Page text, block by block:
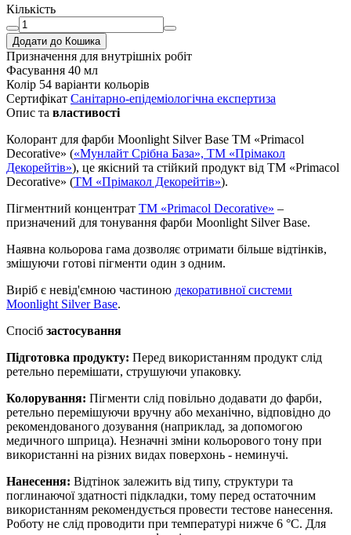
Кількість
Додати до Кошика
Призначення для внутрішніх робіт
Фасування 40 мл
Колір 54 варіанти кольорів
Сертифікат Санітарно-епідеміологічна експертиза
Опис та властивості
Колорант для фарби Moonlight Silver Base TM «Primacol
Decorative» («Мунлайт Срібна База», ТМ «Прімакол
Декорейтів»), це якісний та стійкий продукт від ТМ «Primacol
Decorative» (ТМ «Прімакол Декорейтів»).
Пігментний концентрат ТМ «Primacol Decorative» –
призначений для тонування фарби Moonlight Silver Base.
Наявна кольорова гама дозволяє отримати більше відтінків,
змішуючи готові пігменти один з одним.
Виріб є невід'ємною частиною декоративної системи
Moonlight Silver Base.
Спосіб застосування
Підготовка продукту: Перед використанням продукт слід
ретельно перемішати, струшуючи упаковку.
Колорування: Пігменти слід повільно додавати до фарби,
ретельно перемішуючи вручну або механічно, відповідно до
рекомендованого дозування (наприклад, за допомогою
медичного шприца). Незначні зміни кольорового тону при
використанні на різних видах поверхонь - неминучі.
Нанесення: Відтінок залежить від типу, структури та
поглинаючої здатності підкладки, тому перед остаточним
використанням рекомендується провести тестове нанесення.
Роботу не слід проводити при температурі нижче 6 °С. Для